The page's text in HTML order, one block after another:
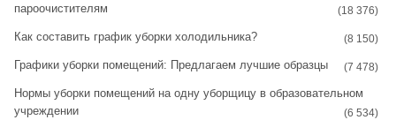
a
g
r
a
e
r
e
s
пароочистителям
(18 376)
Как составить график уборки холодильника? (8 150)
Графики уборки помещений: Предлагаем лучшие образцы (7 478)
Нормы уборки помещений на одну уборщицу в образовательном
учреждении
(6 534)